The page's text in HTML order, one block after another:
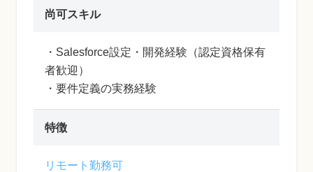
尚可スキル
・Salesforce設定・開発経験（認定資格保有
者歓迎）
・要件定義の実務経験
特徴
リモート勤務可